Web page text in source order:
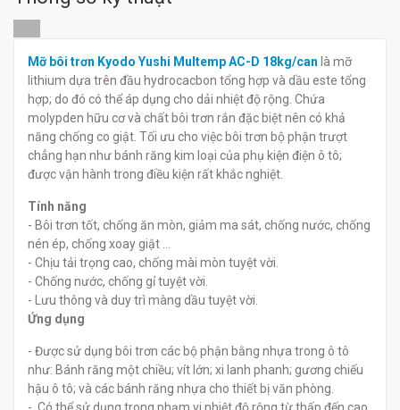
Mỡ bôi trơn Kyodo Yushi Multemp AC-D 18kg/can là mỡ
lithium dựa trên đầu hydrocacbon tổng hợp và dầu este tổng
hợp; do đó có thể áp dụng cho dải nhiệt độ rộng. Chứa
molypden hữu cơ và chất bôi trơn rắn đặc biệt nên có khả
năng chống co giật. Tối ưu cho việc bôi trơn bộ phận trượt
chẳng hạn như bánh răng kim loại của phụ kiện điện ô tô;
được vận hành trong điều kiện rất khắc nghiệt.
Tính năng
- Bôi trơn tốt, chống ăn mòn, giảm ma sát, chống nước, chống
nén ép, chống xoay giật …
- Chịu tải trọng cao, chống mài mòn tuyệt vời.
- Chống nước, chống gỉ tuyệt vời.
- Lưu thông và duy trì màng dầu tuyệt vời.
Ứng dụng
- Được sử dụng bôi trơn các bộ phận bằng nhựa trong ô tô
như: Bánh răng một chiều; vít lớn; xi lanh phanh; gương chiếu
hậu ô tô; và các bánh răng nhựa cho thiết bị văn phòng.